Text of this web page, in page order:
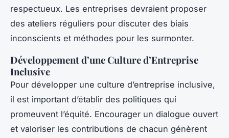
respectueux. Les entreprises devraient proposer
des ateliers réguliers pour discuter des biais
inconscients et méthodes pour les surmonter.
Développement d’une Culture d’Entreprise
Inclusive
Pour développer une culture d’entreprise inclusive,
il est important d’établir des politiques qui
promeuvent l’équité. Encourager un dialogue ouvert
et valoriser les contributions de chacun génèrent